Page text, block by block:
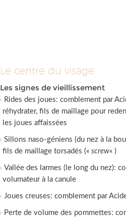
Le centre du visage
Les signes de vieillissement
Rides des joues: comblement par
réhydrater, fils de maillage pour
les joues affaissées
Sillons naso-géniens (du nez à la
fils de maillage torsadés («screw« )
Vallée des larmes (le long du nez):
volumateur à la canule
Joues creuses: comblement par
Perte de volume des pommettes: